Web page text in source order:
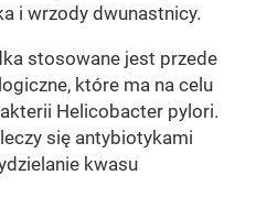
i wrzody dwunastnicy.
stosowane jest przede
które ma na celu
Helicobacter pylori.
się antybiotykami
kwasu